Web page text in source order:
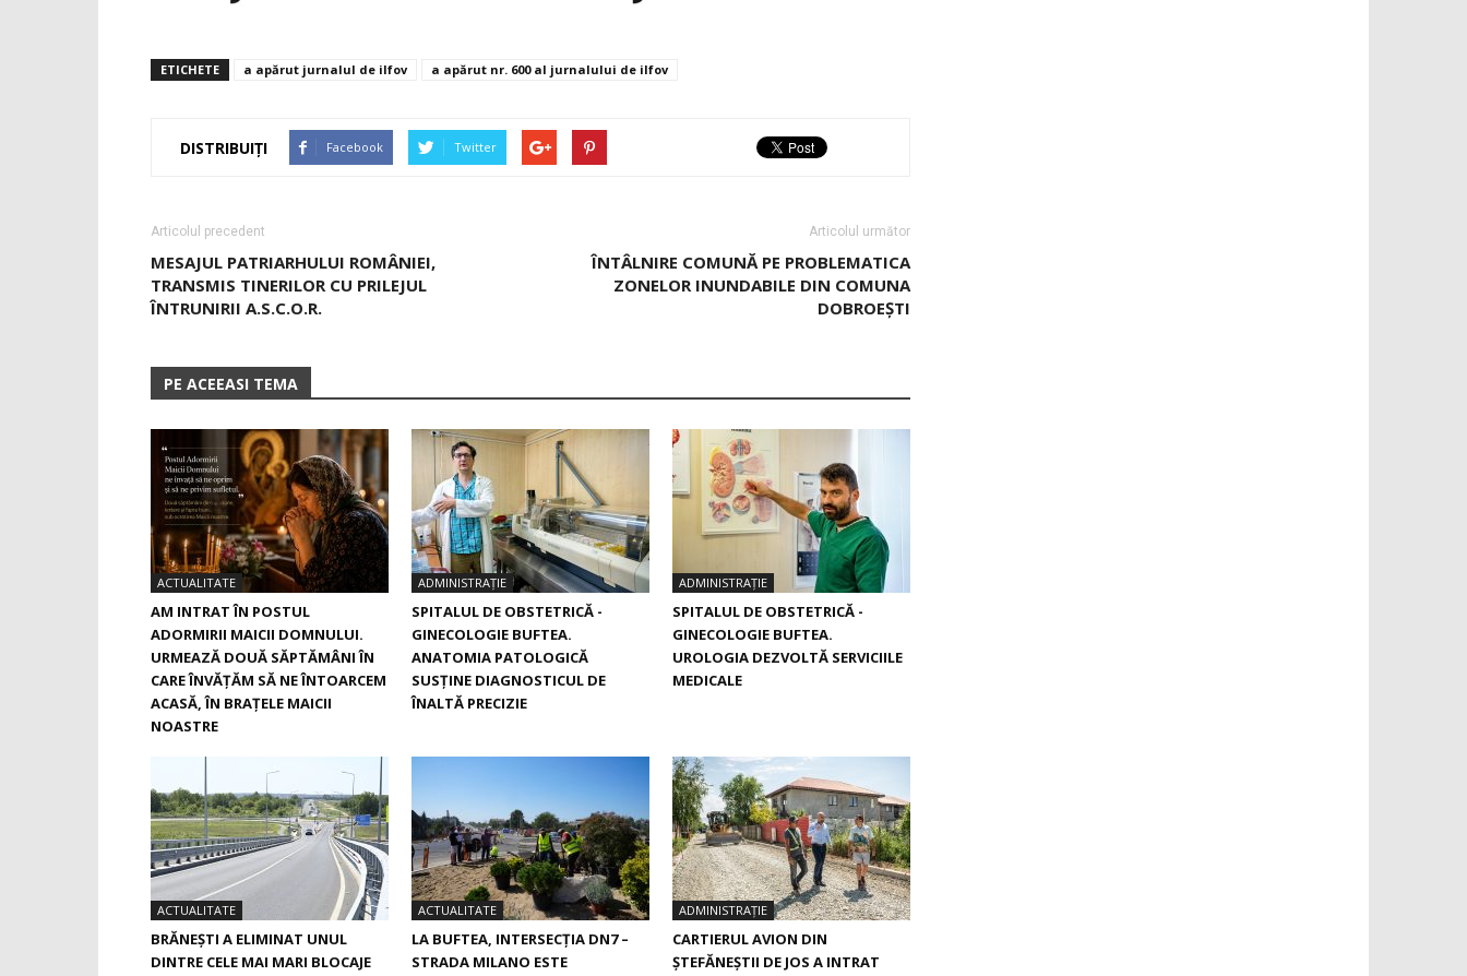
ETICHETE a apărut jurnalul de ilfov a apărut nr. 600 al jurnalului de ilfov
DISTRIBUIȚI Facebook Twitter
Articolul precedent
MESAJUL PATRIARHULUI ROMÂNIEI,
TRANSMIS TINERILOR CU PRILEJUL
ÎNTRUNIRII A.S.C.O.R.
Articolul următor
ÎNTÂLNIRE COMUNĂ PE PROBLEMATICA
ZONELOR INUNDABILE DIN COMUNA
DOBROEŞTI
PE ACEEASI TEMA
ACTUALITATE
AM INTRAT ÎN POSTUL
ADORMIRII MAICII DOMNULUI.
URMEAZĂ DOUĂ SĂPTĂMÂNI ÎN
CARE ÎNVĂŢĂM SĂ NE ÎNTOARCEM
ACASĂ, ÎN BRAŢELE MAICII
NOASTRE
ADMINISTRAȚIE
SPITALUL DE OBSTETRICĂ -
GINECOLOGIE BUFTEA.
ANATOMIA PATOLOGICĂ
SUSŢINE DIAGNOSTICUL DE
ÎNALTĂ PRECIZIE
ADMINISTRAȚIE
SPITALUL DE OBSTETRICĂ -
GINECOLOGIE BUFTEA.
UROLOGIA DEZVOLTĂ SERVICIILE
MEDICALE
ACTUALITATE
BRĂNEȘTI A ELIMINAT UNUL
DINTRE CELE MAI MARI BLOCAJE
ACTUALITATE
LA BUFTEA, INTERSECŢIA DN7 –
STRADA MILANO ESTE
ADMINISTRAȚIE
CARTIERUL AVION DIN
ŞTEFĂNEŞTII DE JOS A INTRAT